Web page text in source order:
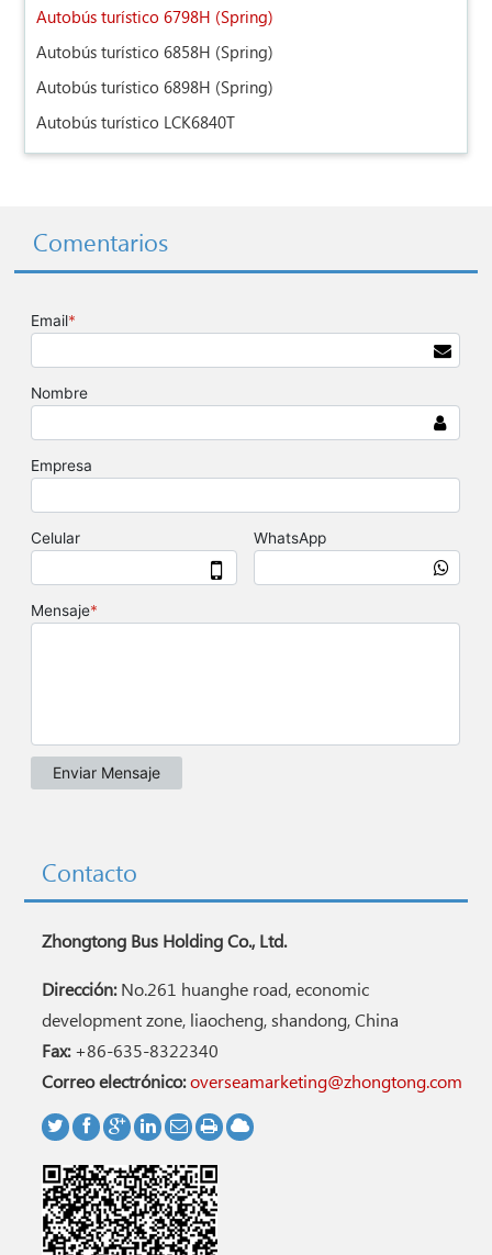
Autobús turístico 6798H (Spring)
Autobús turístico 6858H (Spring)
Autobús turístico 6898H (Spring)
Autobús turístico LCK6840T
Comentarios
Contacto
Zhongtong Bus Holding Co., Ltd.
Dirección:No.261 huanghe road, economic
development zone, liaocheng, shandong, China
Fax:+86-635-8322340
Correo electrónico:overseamarketing@zhongtong.com